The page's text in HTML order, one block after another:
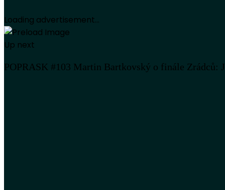
Loading advertisement...
Up next
POPRASK #103 Martin Bartkovský o finále